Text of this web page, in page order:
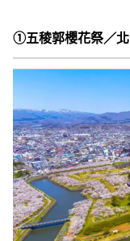
①五稜郭櫻花祭／